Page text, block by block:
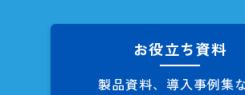
お役立ち資料
製品資料、導入事例集